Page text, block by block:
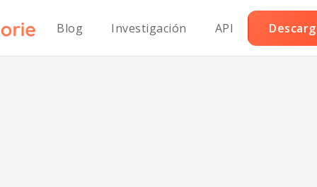
Blog Investigación API